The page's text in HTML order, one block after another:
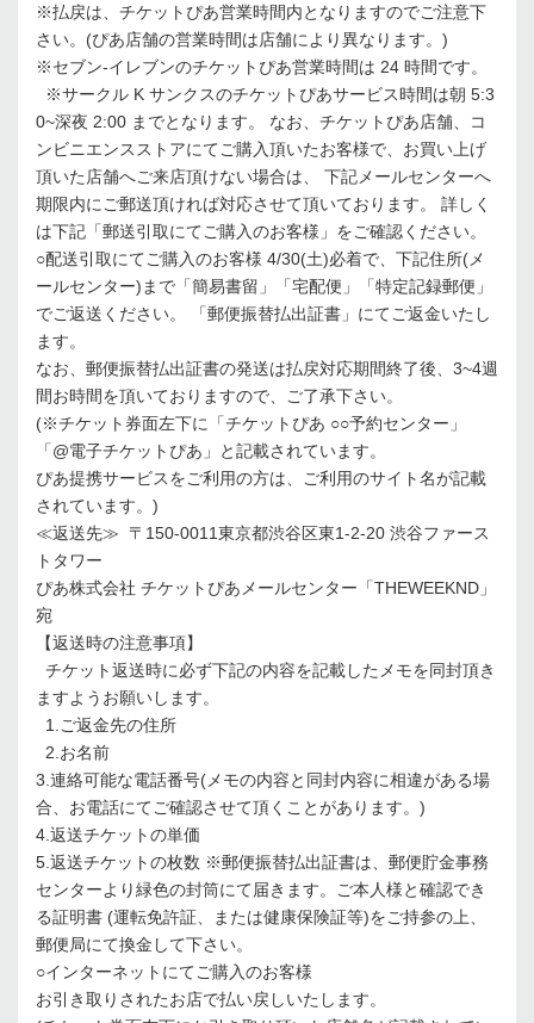
※払戻は、チケットぴあ営業時間内となりますのでご注意下
さい。(ぴあ店舗の営業時間は店舗により異なります。)
※セブン-イレブンのチケットぴあ営業時間は 24 時間です。
※サークル K サンクスのチケットぴあサービス時間は朝 5:3
0~深夜 2:00 までとなります。 なお、チケットぴあ店舗、コ
ンビニエンスストアにてご購入頂いたお客様で、お買い上げ
頂いた店舗へご来店頂けない場合は、 下記メールセンターへ
期限内にご郵送頂ければ対応させて頂いております。 詳しく
は下記「郵送引取にてご購入のお客様」をご確認ください。
○配送引取にてご購入のお客様 4/30(土)必着で、下記住所(メ
ールセンター)まで「簡易書留」「宅配便」「特定記録郵便」
でご返送ください。 「郵便振替払出証書」にてご返金いたし
ます。
なお、郵便振替払出証書の発送は払戻対応期間終了後、3~4週
間お時間を頂いておりますので、ご了承下さい。
(※チケット券面左下に「チケットぴあ ○○予約センター」
「@電子チケットぴあ」と記載されています。
ぴあ提携サービスをご利用の方は、ご利用のサイト名が記載
されています。)
≪返送先≫ 〒150-0011東京都渋谷区東1-2-20 渋谷ファース
トタワー
ぴあ株式会社 チケットぴあメールセンター「THEWEEKND」
宛
【返送時の注意事項】
チケット返送時に必ず下記の内容を記載したメモを同封頂き
ますようお願いします。
1.ご返金先の住所
2.お名前
3.連絡可能な電話番号(メモの内容と同封内容に相違がある場
合、お電話にてご確認させて頂くことがあります。)
4.返送チケットの単価
5.返送チケットの枚数 ※郵便振替払出証書は、郵便貯金事務
センターより緑色の封筒にて届きます。ご本人様と確認でき
る証明書 (運転免許証、または健康保険証等)をご持参の上、
郵便局にて換金して下さい。
○インターネットにてご購入のお客様
お引き取りされたお店で払い戻しいたします。